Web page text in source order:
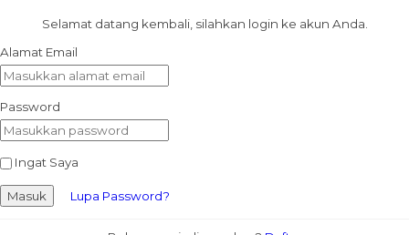
Selamat datang kembali, silahkan login ke akun Anda.
Alamat Email
Password
Ingat Saya
Masuk Lupa Password?